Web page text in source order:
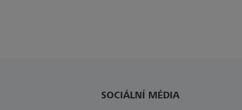
SOCIÁLNÍ MÉDIA